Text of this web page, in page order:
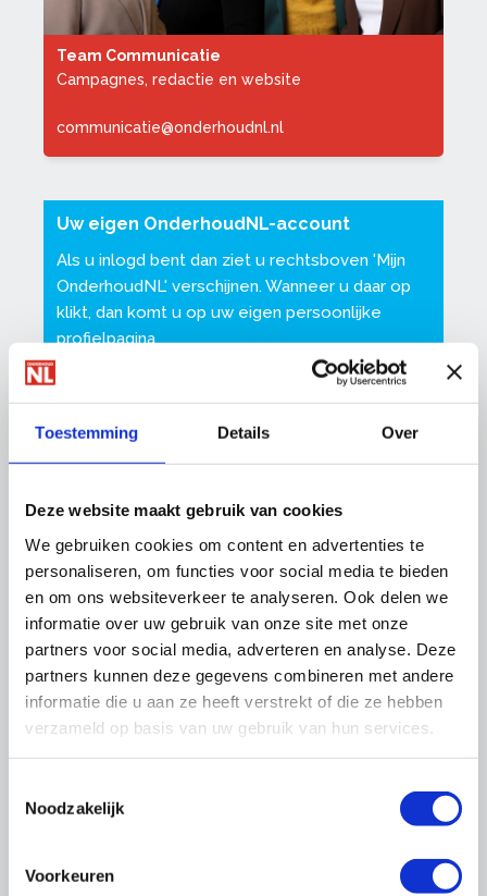
Toestemming Details Over
Deze website maakt gebruik van cookies
We gebruiken cookies om content en advertenties te
personaliseren, om functies voor social media te bieden
en om ons websiteverkeer te analyseren. Ook delen we
informatie over uw gebruik van onze site met onze
partners voor social media, adverteren en analyse. Deze
partners kunnen deze gegevens combineren met andere
informatie die u aan ze heeft verstrekt of die ze hebben
verzameld op basis van uw gebruik van hun services.
Noodzakelijk
Voorkeuren
Team Communicatie
Campagnes, redactie en website
communicatie@onderhoudnl.nl
Uw eigen OnderhoudNL-account
Als u inlogd bent dan ziet u rechtsboven 'Mijn
OnderhoudNL' verschijnen. Wanneer u daar op
klikt, dan komt u op uw eigen persoonlijke
profielpagina.
Dat is een pagina waar u uw eigen gegevens
wijzigen van uw gebruikersnaam of wachtwoord
of het bekijken voor welke bijeenkomsten u
Ook kunt u daar uw nieuwsbriefabonnementen
beheren en andere zaken instellen.
Zorg dat uw gegevens altijd up-to-date zijn, op
die manier kunnen wij u van de juiste informatie
voorzien.
Meest gestelde vragen over inloggen
helpen u met antwoorden op deze vragen: